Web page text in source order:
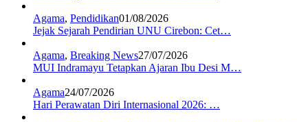
Agama, Pendidikan01/08/2026
Jejak Sejarah Pendirian UNU Cirebon: Cet…
Agama, Breaking News27/07/2026
MUI Indramayu Tetapkan Ajaran Ibu Desi M…
Agama24/07/2026
Hari Perawatan Diri Internasional 2026: …